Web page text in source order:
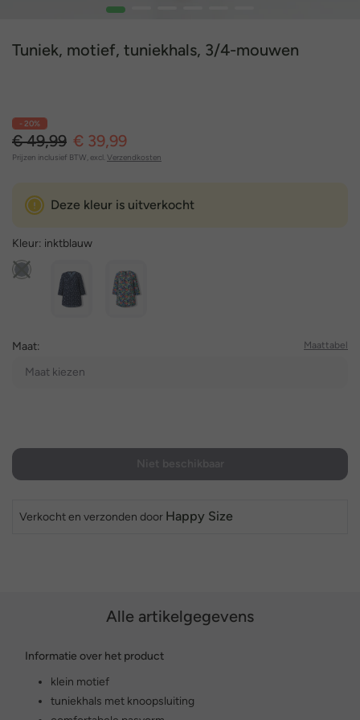
1
Tuniek, motief, tuniekhals, 3/4-mouwen
- 20%
€ 49,99 € 39,99
Prijzen inclusief BTW, excl. Verzendkosten
Deze kleur is uitverkocht
Kleur: inktblauw
Maat: Maattabel
Maat kiezen
Verkocht en verzonden door Happy Size
Alle artikelgegevens
Informatie over het product
klein motief
tuniekhals met knoopsluiting